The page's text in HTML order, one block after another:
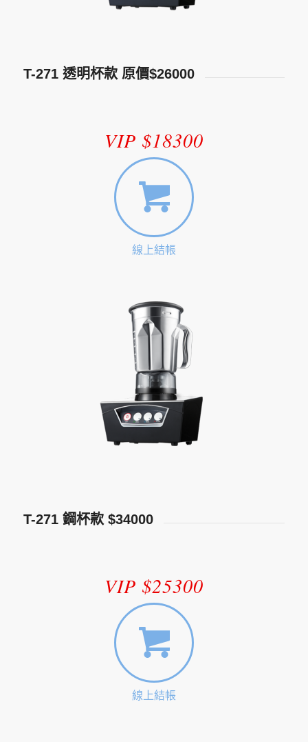
T-271 透明杯款 原價$26000
VIP $18300
線上結帳
T-271 鋼杯款 $34000
VIP $25300
線上結帳